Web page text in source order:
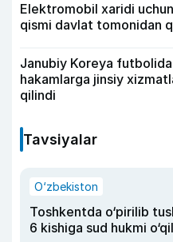
Elektromobil xaridi
qismi davlat tomonidan
Janubiy Koreya
hakamlarga jinsiy
qilindi
Tavsiyalar
O‘zbekiston
Toshkentda o‘pirilib
6 kishiga sud hukmi